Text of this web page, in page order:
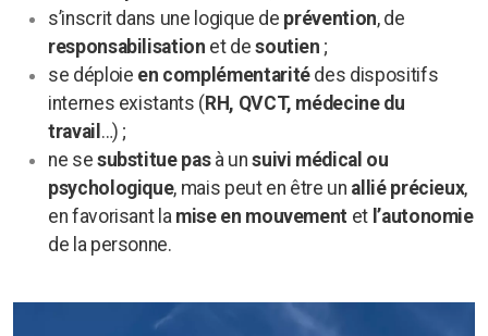
s’inscrit dans une logique de prévention, de
responsabilisation et desoutien ;
se déploie en complémentaritédes dispositifs
internes existants ( RH, QVCT, médecine du
travail …) ;
ne se substitue pasà unsuivi médical ou
psychologique, mais peut en être un allié précieux,
en favorisant la mise en mouvement et l’autonomie
de la personne.